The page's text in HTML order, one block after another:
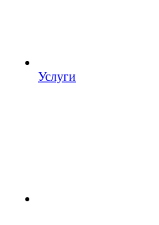
Услуги